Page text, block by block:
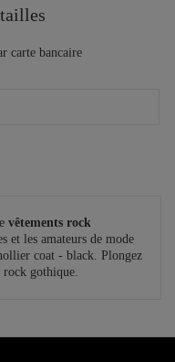
vêtements rock
et les amateurs de mode
coat - black. Plongez
rock gothique.